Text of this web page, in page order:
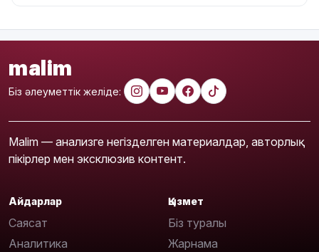
malim
Біз әлеуметтік желіде:
Malim — анализге негізделген материалдар, авторлық
пікірлер мен эксклюзив контент.
Айдарлар
Саясат
Аналитика
Қызмет
Біз туралы
Жарнама